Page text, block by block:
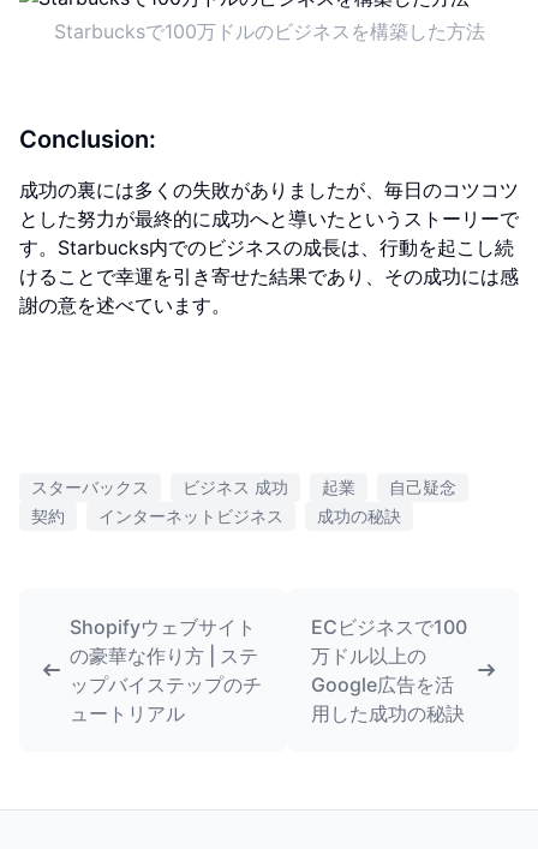
Starbucksで100万ドルのビジネスを構築した方法
Conclusion:
成功の裏には多くの失敗がありましたが、毎日のコツコツ
とした努力が最終的に成功へと導いたというストーリーで
す。Starbucks内でのビジネスの成長は、行動を起こし続
けることで幸運を引き寄せた結果であり、その成功には感
謝の意を述べています。
スターバックス ビジネス 成功 起業
自己疑念
契約
インターネットビジネス 成功の秘訣
Shopifyウェブサイト
の豪華な作り方 | ステ
ップバイステップのチ
ュートリアル
ECビジネスで100
万ドル以上の
Google広告を活
用した成功の秘訣